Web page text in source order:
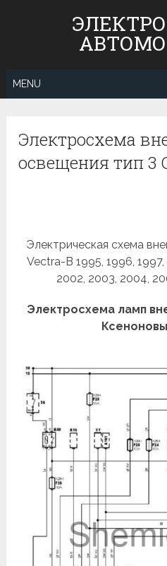
MENU
Электросхема
освещения тип 3
Электрическая схема
Vectra-B 1995, 1996,
2002, 2003, 2004,
Электросхема ламп